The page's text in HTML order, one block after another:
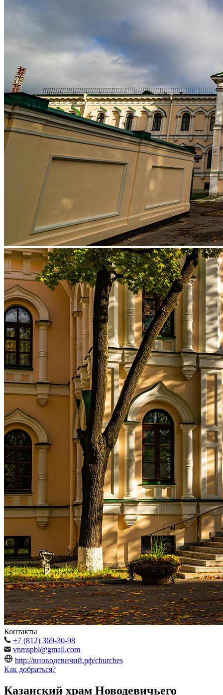
Контакты
+7 (812) 369-30-98
vnmspbl@gmail.com
http://вноводевичий.рф/churches
Как добраться?
Казанский храм Новодевичьего